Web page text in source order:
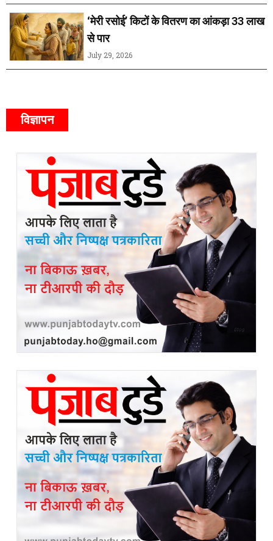
‘मेरी रसोई’ किटों के वितरण का आंकड़ा 33 लाख
से पार
July 29, 2026
विज्ञापन